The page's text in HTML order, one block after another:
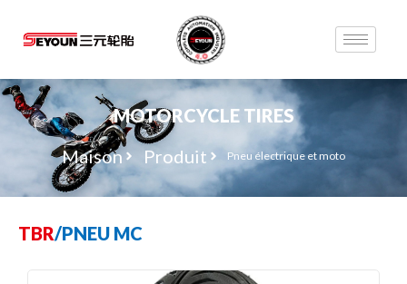
MOTORCYCLE TIRES
Maison
Produit Pneu électrique et moto
TBR/PNEU MC